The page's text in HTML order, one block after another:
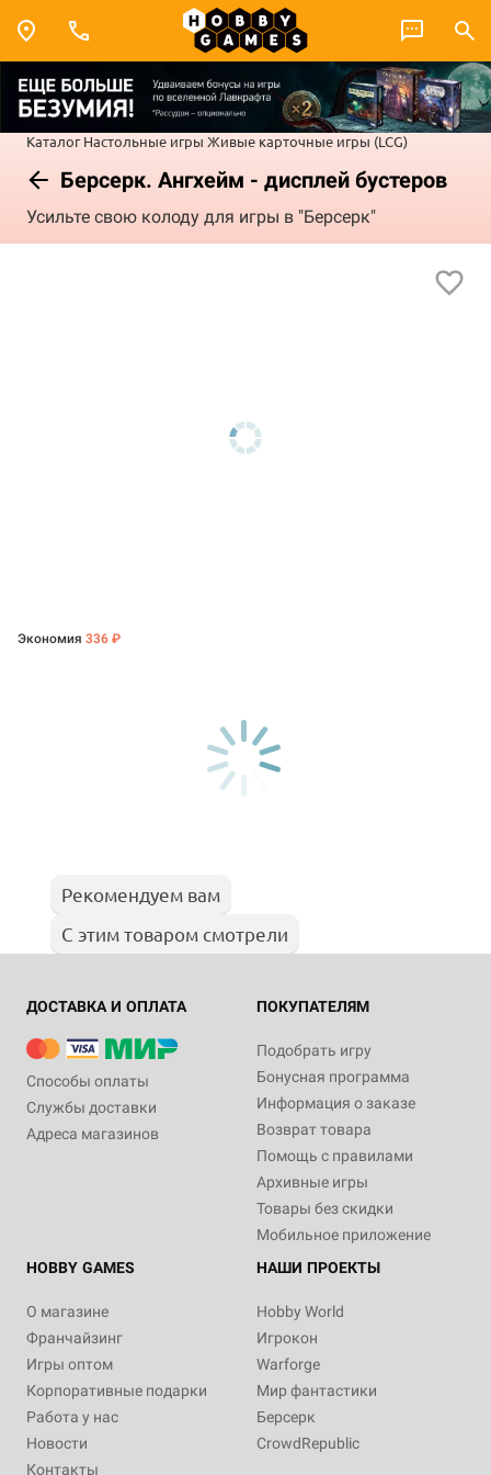
Каталог Настольные игры Живые карточные игры (LCG)
Берсерк. Ангхейм - дисплей бустеров
Усильте свою колоду для игры в "Берсерк"
Экономия 336 ₽
Рекомендуем вам
С этим товаром смотрели
ДОСТАВКА И ОПЛАТА
Способы оплаты
Службы доставки
Адреса магазинов
ПОКУПАТЕЛЯМ
Подобрать игру
Бонусная программа
Информация о заказе
Возврат товара
Помощь с правилами
Архивные игры
Товары без скидки
Мобильное приложение
HOBBY GAMES
О магазине
Франчайзинг
Игры оптом
Корпоративные подарки
Работа у нас
Новости
Контакты
НАШИ ПРОЕКТЫ
Hobby World
Игрокон
Warforge
Мир фантастики
Берсерк
CrowdRepublic